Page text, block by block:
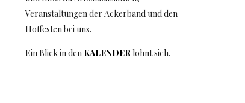
Veranstaltungen der Ackerband und den
Hoffesten bei uns.
Ein Blick in den KALENDERlohnt sich.